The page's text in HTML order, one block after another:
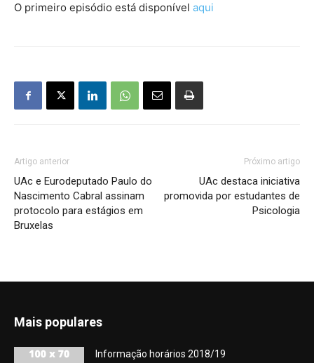
O primeiro episódio está disponível aqui
Artigo anterior
UAc e Eurodeputado Paulo do
Nascimento Cabral assinam
protocolo para estágios em
Bruxelas
Próximo artigo
UAc destaca iniciativa
promovida por estudantes de
Psicologia
Mais populares
Informação horários 2018/19